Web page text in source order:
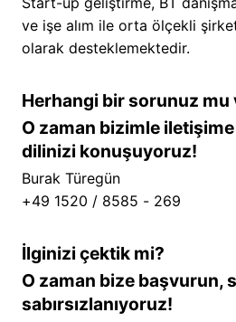
ve işe alım ile orta ölçekli
olarak desteklemektedir.
Herhangi bir sorunuz mu
O zaman bizimle
dilinizi konuşuyoruz!
Burak Türegün
+49 1520 / 8585 - 269
İlginizi çektik mi?
O zaman bize başvurun,
sabırsızlanıyoruz!